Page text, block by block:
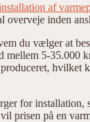
af
overveje inden
du vælger at
5-35.000
for
prisen på en